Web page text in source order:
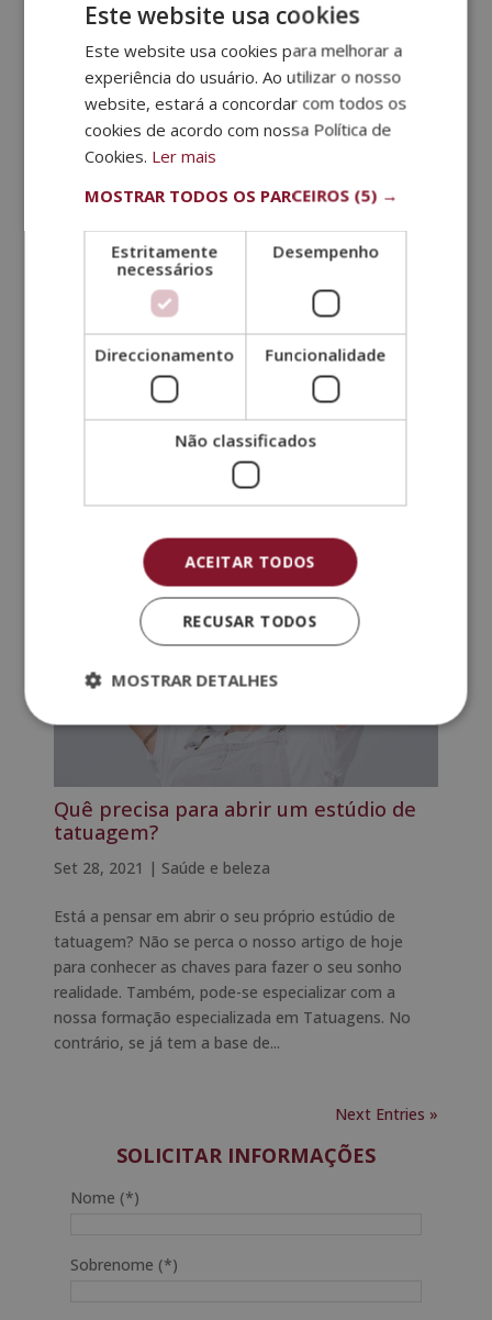
Como prevenir as rugas na testa
|Saúde e beleza
As rugas da testa começam a surgir por volta dos 30
anos. No entanto, existem várias maneiras de
atrasar o seu início. Uma boa alimentação, um
correto uso de cosméticos ou massagens regulais,
podem atenuar essas rugas de forma efetiva. A
Quê precisa para abrir um estúdio de
tatuagem?
Set 28, 2021 | Saúde e beleza
Está a pensar em abrir o seu próprio estúdio de
tatuagem? Não se perca o nosso artigo de hoje
para conhecer as chaves para fazer o seu sonho
realidade. Também, pode-se especializar com a
nossa formação especializada em Tatuagens. No
contrário, se já tem a base de...
Next Entries »
SOLICITAR INFORMAÇÕES
Nome (*)
Sobrenome (*)
Este website usa cookies
Este website usa cookies para melhorar a
experiência do usuário. Ao utilizar o nosso
website, estará a concordar com todos os
cookies de acordo com nossa Política de
Cookies. Ler mais
MOSTRAR TODOS OS PARCEIROS (5) →
Estritamente
necessários
Desempenho
Direccionamento Funcionalidade
Não classificados
ACEITAR TODOS
RECUSAR TODOS
MOSTRAR DETALHES